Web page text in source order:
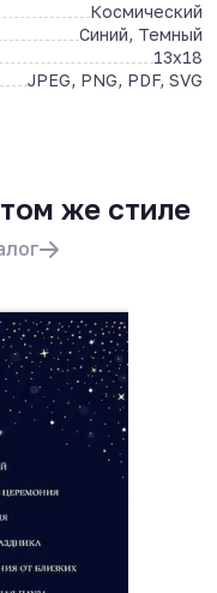
Космический
Синий, Темный
13x18
JPEG, PNG, PDF, SVG
же стиле